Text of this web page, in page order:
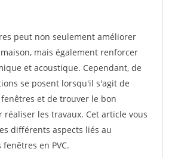
peut non seulement améliorer
mais également renforcer
et acoustique. Cependant, de
se posent lorsqu'il s'agit de
et de trouver le bon
les travaux. Cet article vous
différents aspects liés au
en PVC.